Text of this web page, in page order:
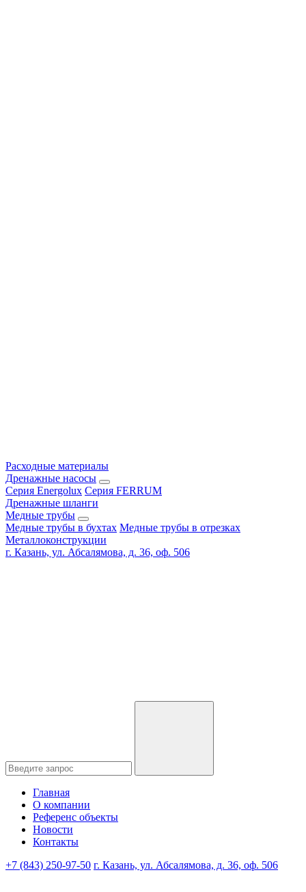
Расходные материалы
Дренажные насосы
Серия Energolux Серия FERRUM
Дренажные шланги
Медные трубы
Медные трубы в бухтах Медные трубы в отрезках
Металлоконструкции
г. Казань, ул. Абсалямова, д. 36, оф. 506
Главная
О компании
Референс объекты
Новости
Контакты
+7 (843) 250-97-50 г. Казань, ул. Абсалямова, д. 36, оф. 506